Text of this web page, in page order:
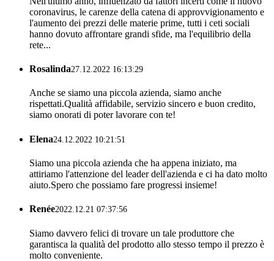
coronavirus, le carenze della catena di approvvigionamento e
l'aumento dei prezzi delle materie prime, tutti i ceti sociali
hanno dovuto affrontare grandi sfide, ma l'equilibrio della
rete...
Rosalinda27.12.2022 16:13:29
Anche se siamo una piccola azienda, siamo anche
rispettati.Qualità affidabile, servizio sincero e buon credito,
siamo onorati di poter lavorare con te!
Elena24.12.2022 10:21:51
Siamo una piccola azienda che ha appena iniziato, ma
attiriamo l'attenzione del leader dell'azienda e ci ha dato molto
aiuto.Spero che possiamo fare progressi insieme!
Renée2022.12.21 07:37:56
Siamo davvero felici di trovare un tale produttore che
garantisca la qualità del prodotto allo stesso tempo il prezzo è
molto conveniente.